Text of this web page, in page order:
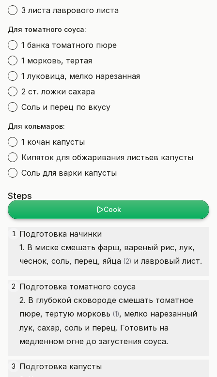
3 листа лаврового листа
Для томатного соуса:
1 банка томатного пюре
1 морковь, тертая
1 луковица, мелко нарезанная
2 ст. ложки сахара
Соль и перец по вкусу
Для кольмаров:
1 кочан капусты
Кипяток для обжаривания листьев капусты
Соль для варки капусты
Steps
Cook
1 Подготовка начинки
1. В миске смешать фарш, вареный рис, лук,
чеснок, соль, перец, яйца (2) и лавровый лист.
2 Подготовка томатного соуса
2. В глубокой сковороде смешать томатное
пюре, тертую морковь (1), мелко нарезанный
лук, сахар, соль и перец. Готовить на
медленном огне до загустения соуса.
3 Подготовка капусты